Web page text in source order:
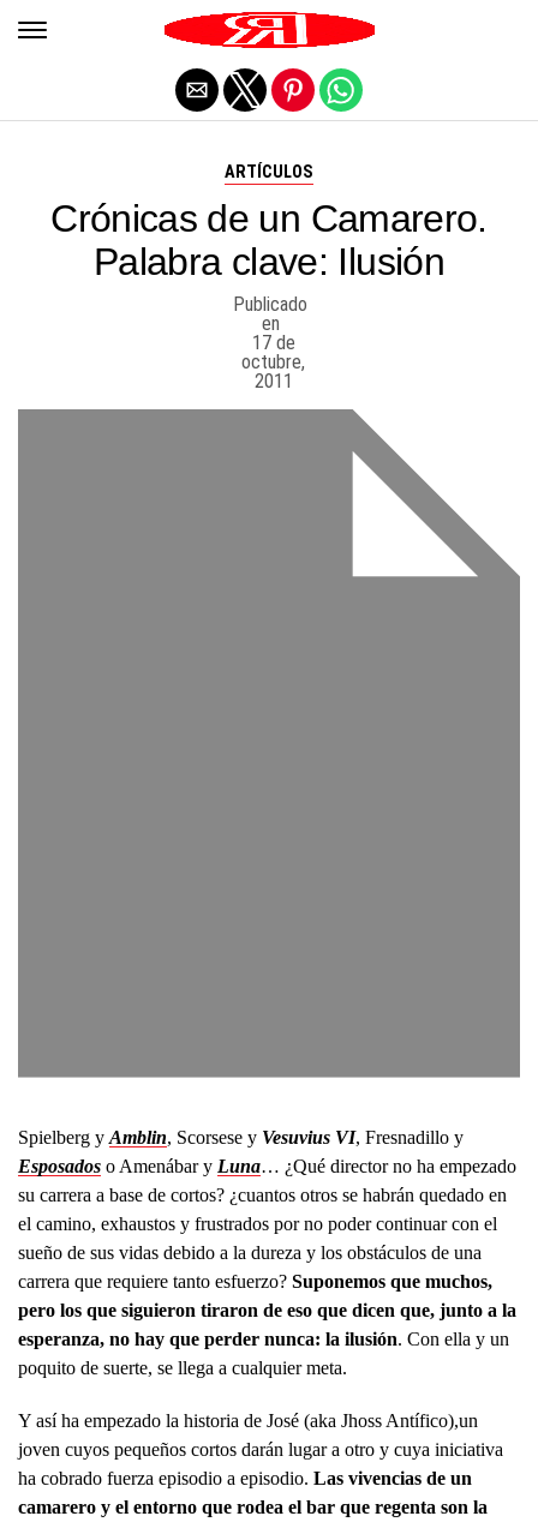
ARTÍCULOS
Crónicas de un Camarero.
Palabra clave: Ilusión
Publicado
en
17 de
octubre,
2011
Spielberg y Amblin, Scorsese y Vesuvius VI, Fresnadillo y
Esposados o Amenábar y Luna… ¿Qué director no ha empezado
su carrera a base de cortos? ¿cuantos otros se habrán quedado en
el camino, exhaustos y frustrados por no poder continuar con el
sueño de sus vidas debido a la dureza y los obstáculos de una
carrera que requiere tanto esfuerzo? Suponemos que muchos,
pero los que siguieron tiraron de eso que dicen que, junto a la
esperanza, no hay que perder nunca: la ilusión. Con ella y un
poquito de suerte, se llega a cualquier meta.
Y así ha empezado la historia de José (aka Jhoss Antífico),un
joven cuyos pequeños cortos darán lugar a otro y cuya iniciativa
ha cobrado fuerza episodio a episodio. Las vivencias de un
camarero y el entorno que rodea el bar que regenta son la
Salir de la versión móvil